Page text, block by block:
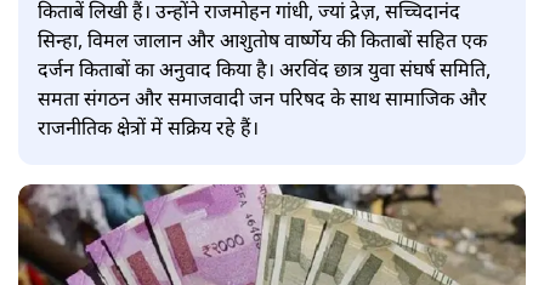
किताबें लिखी हैं। उन्होंने राजमोहन गांधी, ज्यां द्रेज़, सच्चिदानंद
सिन्हा, विमल जालान और आशुतोष वार्ष्णेय की किताबों सहित एक
दर्जन किताबों का अनुवाद किया है। अरविंद छात्र युवा संघर्ष समिति,
समता संगठन और समाजवादी जन परिषद के साथ सामाजिक और
राजनीतिक क्षेत्रों में सक्रिय रहे हैं।